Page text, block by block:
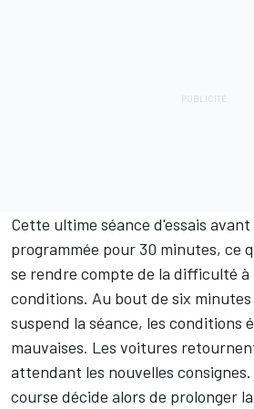
Cette ultime séance d'essais
programmée pour 30 minutes, ce
se rendre compte de la difficulté à
conditions. Au bout de six
suspend la séance, les conditions
mauvaises. Les voitures
attendant les nouvelles
course décide alors de prolonger